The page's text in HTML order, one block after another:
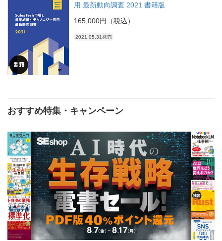
用 最新動向調査 2021 書籍版
165,000円（税込）
2021.05.31発売
おすすめ特集・キャンペーン